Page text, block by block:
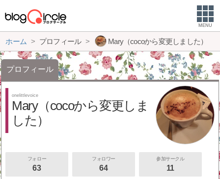
MENU
ホーム プロフィール Mary（cocoから変更しました）
プロフィール
onelittlevoice
Mary（cocoから変更しま
した）
フォロー
63
フォロワー
64
参加サークル
11